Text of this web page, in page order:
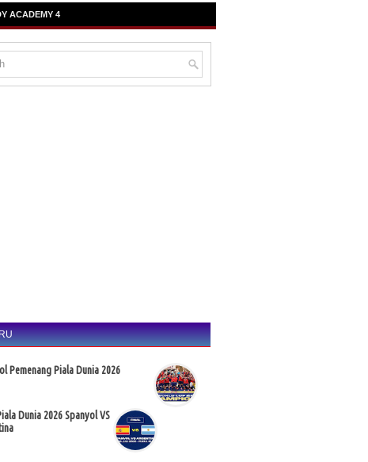
ACADEMY 4
Pemenang Piala Dunia 2026
Dunia 2026 Spanyol VS